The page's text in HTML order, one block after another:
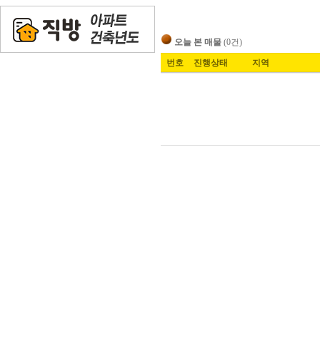
오늘 본 매물 (0건)
번호 진행상태 지역